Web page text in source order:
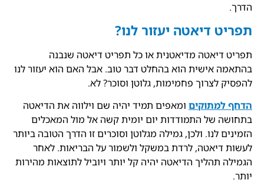
הדרך.
תפריט דיאטה יעזור לנו?
תפריט דיאטה מדיאטנית או כל תפריט דיאטה שנבנה
בהתאמה אישית הוא בהחלט דבר טוב. אבל האם הוא יעזור לנו
להפסיק לצרוך פחמימות, גלוטן וסוכר? לא.
הדחף למתוקים ומאפים תמיד יהיה שם וילווה את הדיאטה
בתחושה של התמודדות יום יומית קשה אל מול המאכלים
הזמינים לנו. ולכן, גמילה מגלוטן וסוכרים זו הדרך הטובה ביותר
לעשות דיאטה, לרדת במשקל ולשמור על הבריאות. לאחר
הגמילה תהליך הדיאטה יהיה קל יותר ויוביל לתוצאות מהירות
יותר.